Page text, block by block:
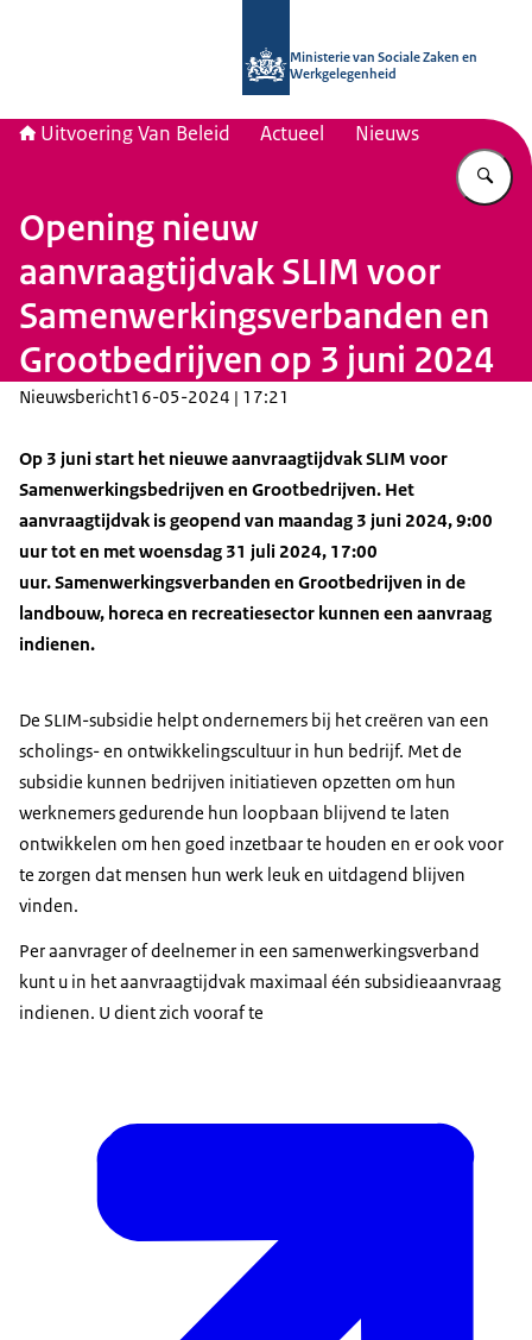
Ministerie van Sociale Zaken en
Werkgelegenheid
Uitvoering Van Beleid Actueel Nieuws
Opening nieuw
aanvraagtijdvak SLIM voor
Samenwerkingsverbanden en
Grootbedrijven op 3 juni 2024
Nieuwsbericht16-05-2024 | 17:21
Op 3 juni start het nieuwe aanvraagtijdvak SLIM voor
Samenwerkingsbedrijven en Grootbedrijven. Het
aanvraagtijdvak is geopend van maandag 3 juni 2024, 9:00
uur tot en met woensdag 31 juli 2024, 17:00
uur. Samenwerkingsverbanden en Grootbedrijven in de
landbouw, horeca en recreatiesector kunnen een aanvraag
indienen.
De SLIM-subsidie helpt ondernemers bij het creëren van een
scholings- en ontwikkelingscultuur in hun bedrijf. Met de
subsidie kunnen bedrijven initiatieven opzetten om hun
werknemers gedurende hun loopbaan blijvend te laten
ontwikkelen om hen goed inzetbaar te houden en er ook voor
te zorgen dat mensen hun werk leuk en uitdagend blijven
vinden.
Per aanvrager of deelnemer in een samenwerkingsverband
kunt u in het aanvraagtijdvak maximaal één subsidieaanvraag
indienen. U dient zich vooraf te